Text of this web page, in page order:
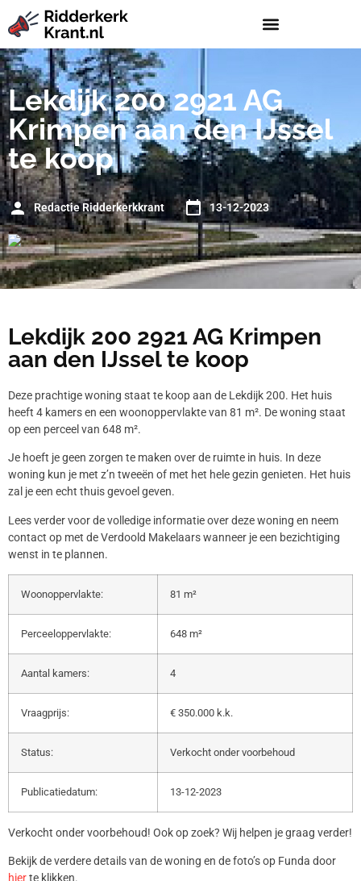
Lekdijk 200 2921 AG
Krimpen aan den IJssel
te koop
Redactie Ridderkerkkrant 13-12-2023
Lekdijk 200 2921 AG Krimpen
aan den IJssel te koop
Deze prachtige woning staat te koop aan de Lekdijk 200. Het huis
heeft 4 kamers en een woonoppervlakte van 81 m². De woning staat
op een perceel van 648 m².
Je hoeft je geen zorgen te maken over de ruimte in huis. In deze
woning kun je met z’n tweeën of met het hele gezin genieten. Het huis
zal je een echt thuis gevoel geven.
Lees verder voor de volledige informatie over deze woning en neem
contact op met de Verdoold Makelaars wanneer je een bezichtiging
wenst in te plannen.
Woonoppervlakte: 81 m²
Perceeloppervlakte: 648 m²
Aantal kamers: 4
Vraagprijs: € 350.000 k.k.
Status: Verkocht onder voorbehoud
Publicatiedatum: 13-12-2023
Verkocht onder voorbehoud! Ook op zoek? Wij helpen je graag verder!
Bekijk de verdere details van de woning en de foto’s op Funda door
hierte klikken.